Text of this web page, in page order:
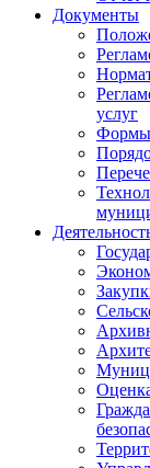
Документы
услуг
Формы